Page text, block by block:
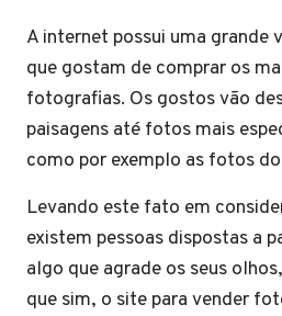
A internet possui uma grande
que gostam de comprar os
fotografias. Os gostos vão
paisagens até fotos mais
como por exemplo as fotos
Levando este fato em
existem pessoas dispostas a
algo que agrade os seus
que sim, o site para vender